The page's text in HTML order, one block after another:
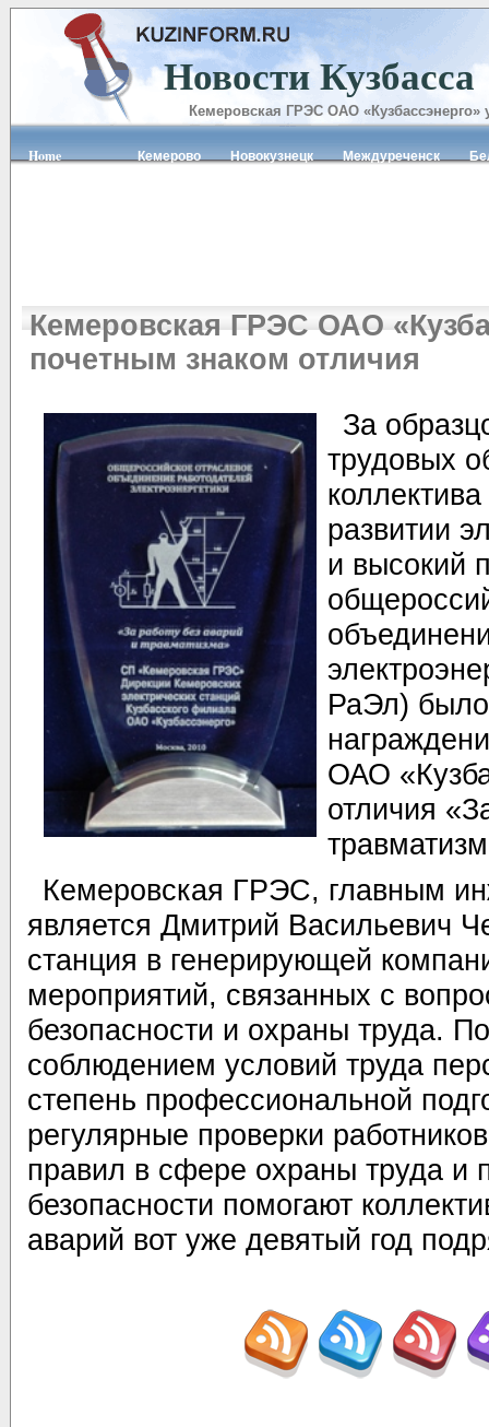
Кемеровская ГРЭС ОАО
почетным знаком отличия
За
трудовых
развитии
и высокий
РаЭл)
ОАО
отличия
Кемеровская ГРЭС, главным
является Дмитрий Васильевич
станция в генерирующей
мероприятий, связанных с
безопасности и охраны труда.
соблюдением условий труда
степень профессиональной
регулярные проверки
правил в сфере охраны труда
безопасности помогают
аварий вот уже девятый год
Новости Кузбасса
Кемеровская ГРЭС ОАО
Home Кемерово Новокузнецк Междуреченск